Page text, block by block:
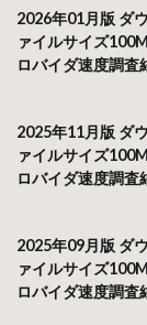
2026年01月版 ダ
ァイルサイズ
ロバイダ速度調査
2025年11月版 ダ
ァイルサイズ
ロバイダ速度調査
2025年09月版 ダ
ァイルサイズ
ロバイダ速度調査